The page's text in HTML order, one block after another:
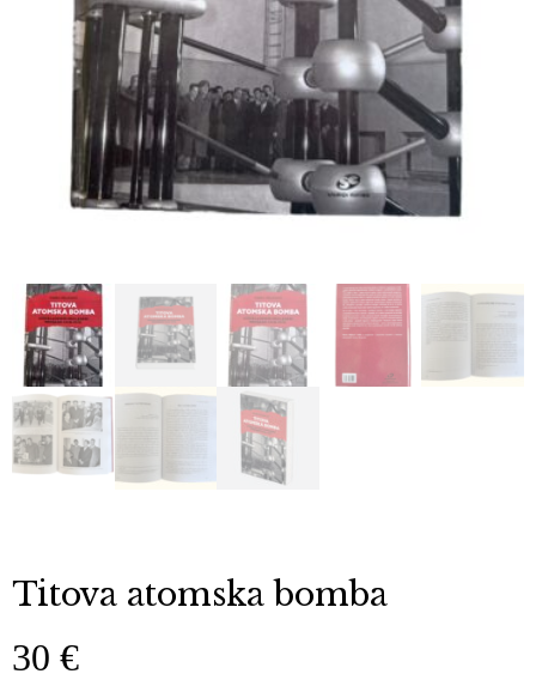
Titova atomska bomba
30 €